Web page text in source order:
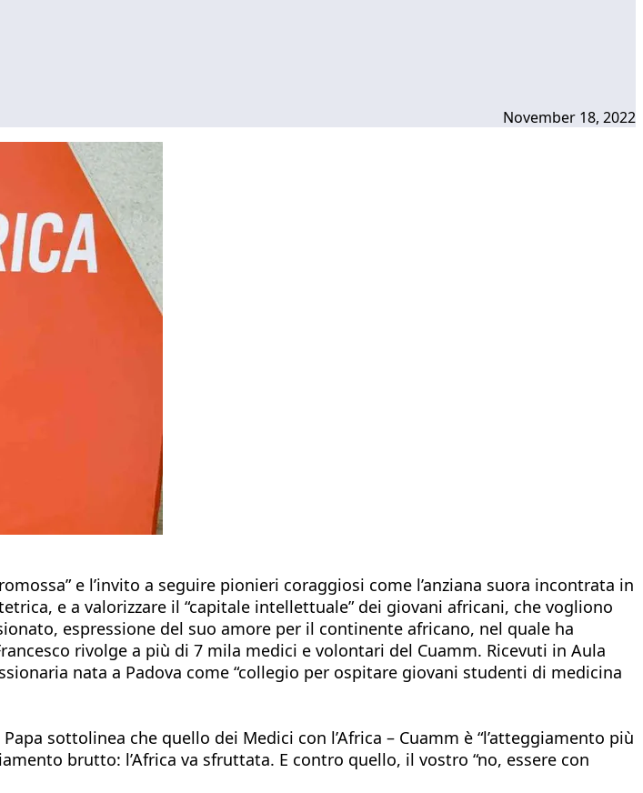
November 18, 2022
e l’invito a seguire pionieri coraggiosi come l’anziana suora incontrata in
e a valorizzare il “capitale intellettuale” dei giovani africani, che vogliono
espressione del suo amore per il continente africano, nel quale ha
rivolge a più di 7 mila medici e volontari del Cuamm. Ricevuti in Aula
nata a Padova come “collegio per ospitare giovani studenti di medicina
sottolinea che quello dei Medici con l’Africa – Cuamm è “l’atteggiamento più
brutto: l’Africa va sfruttata. E contro quello, il vostro “no, essere con